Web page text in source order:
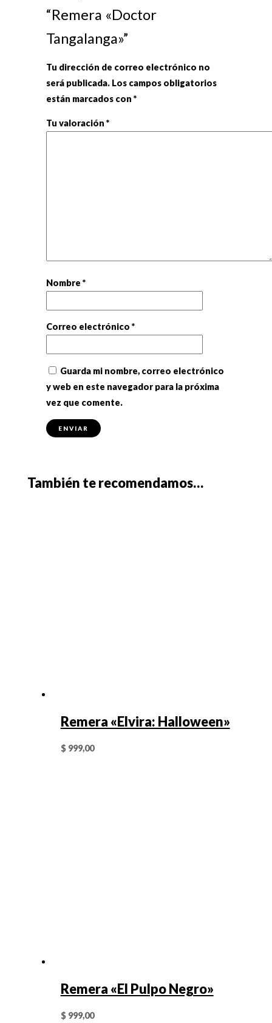
“Remera «Doctor
Tangalanga»”
Tu dirección de correo electrónico no
será publicada. Los campos obligatorios
están marcados con*
Tu valoración*
Nombre*
Correo electrónico*
Guarda mi nombre, correo electrónico
y web en este navegador para la próxima
vez que comente.
También te recomendamos…
Remera «Elvira: Halloween»
$999,00
Remera «El Pulpo Negro»
$999,00